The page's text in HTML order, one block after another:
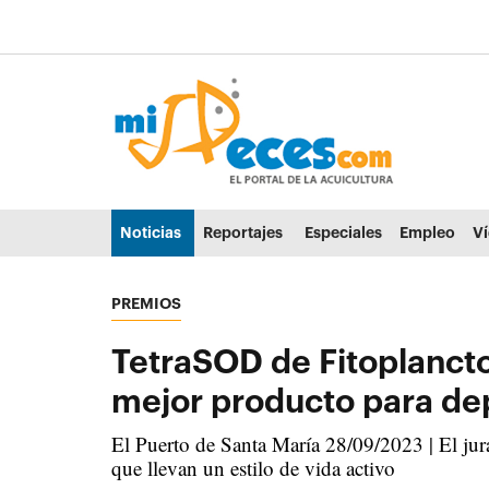
Ir al menú principal (alt + u)
Noticias Reportajes Especiales Empleo
PREMIOS
TetraSOD de
mejor producto para
El Puerto de Santa María 28/09/2023 | El
que llevan un estilo de vida activo